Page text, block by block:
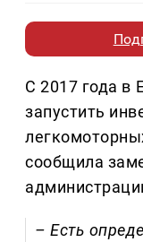
С 2017 года в
запустить
сообщила
– Есть